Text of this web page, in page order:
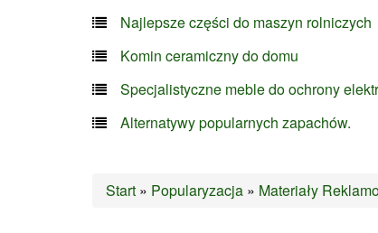
Najlepsze części do maszyn rolniczych
Komin ceramiczny do domu
Specjalistyczne meble do ochrony
Alternatywy popularnych zapachów.
Start » Popularyzacja » Materiały